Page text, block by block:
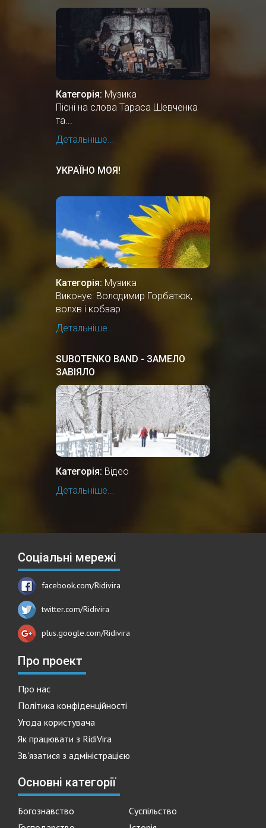
Категорія: Музика
Пісні на слова Тараса Шевченка
та...
Детальніше...
УКРАЇНО МОЯ!
Категорія: Музика
Виконує: Володимир Горбатюк,
волхв і кобзар
Детальніше...
SUBOTENKO BAND - ЗАМЕЛО
ЗАВІЯЛО
Категорія: Відео
Детальніше...
Соціальні мережі
facebook.com/Ridivira
twitter.com/Ridivira
plus.google.com/Ridivira
Про проект
Про нас
Політика конфіденційності
Угода користувача
Як працювати з RidiVira
Зв'язатися з адміністрацією
Основні категорії
Богознавство
Суспільство